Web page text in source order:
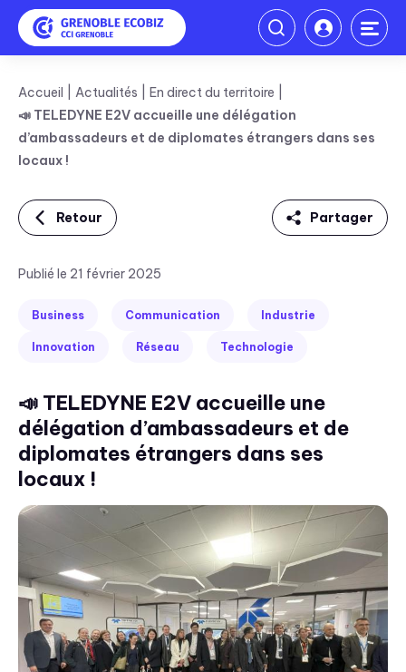
Accueil Actualités
En direct du territoire
📣 TELEDYNE E2V accueille une délégation
d’ambassadeurs et de diplomates étrangers dans ses
locaux !
Retour Partager
Publié le 21 février 2025
Business Communication Industrie
Innovation Réseau Technologie
📣 TELEDYNE E2V accueille une
délégation d’ambassadeurs et de
diplomates étrangers dans ses
locaux !